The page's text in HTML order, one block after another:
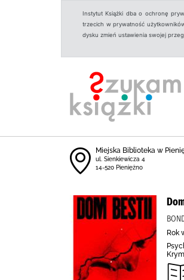
Instytut Książki dba o ochronę
trzecich w prywatność
dysku zmień ustawienia swojej
Miejska Biblioteka w
ul. Sienkiewicza 4
14-520 Pieniężno
Rok